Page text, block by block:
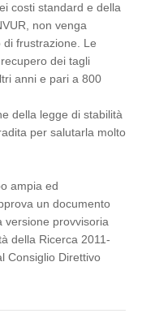
costi standard e della
non venga
frustrazione. Le
dei tagli
anni e pari a 800
della legge di stabilità
per salutarla molto
ampia ed
un documento
versione provvisoria
della Ricerca 2011-
Consiglio Direttivo